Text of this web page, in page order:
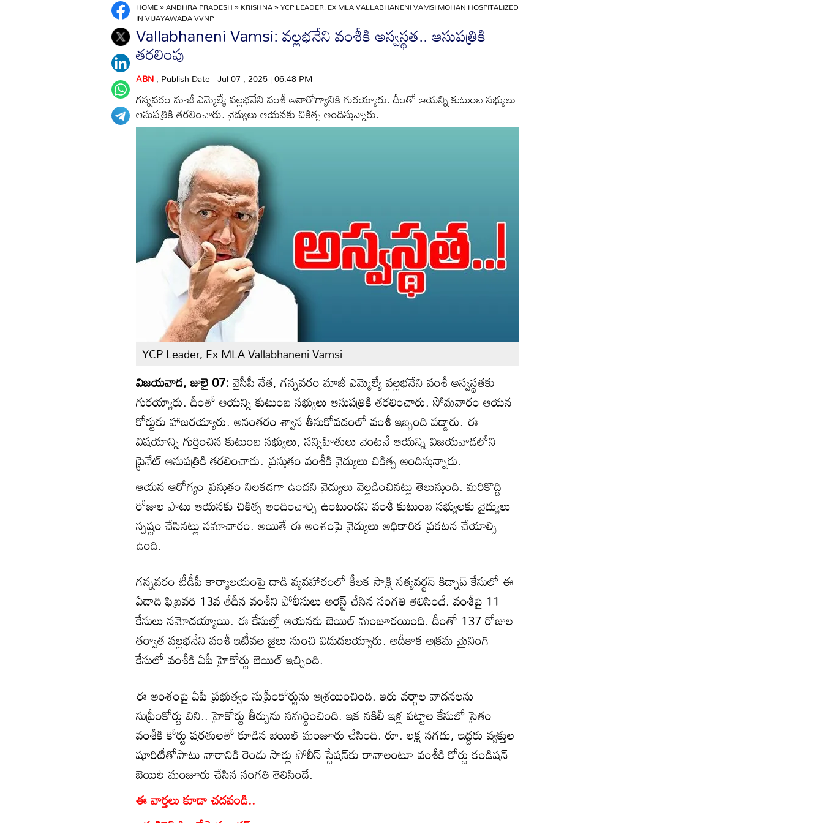
HOME»ANDHRA PRADESH»KRISHNA»YCP LEADER, EX MLA VALLABHANENI VAMSI MOHAN HOSPITALIZED
IN VIJAYAWADA VVNP
Vallabhaneni Vamsi: వల్లభనేని వంశీకి అస్వస్థత.. ఆసుపత్రికి
తరలింపు
ABN, Publish Date - Jul 07 , 2025 | 06:48 PM
గన్నవరం మాజీ ఎమ్మెల్యే వల్లభనేని వంశీ అనారోగ్యానికి గురయ్యారు. దీంతో ఆయన్ని కుటుంబ సభ్యులు
ఆసుపత్రికి తరలించారు. వైద్యులు ఆయనకు చికిత్స అందిస్తున్నారు.
YCP Leader, Ex MLA Vallabhaneni Vamsi
విజయవాడ, జులై 07:వైసీపీ నేత, గన్నవరం మాజీ ఎమ్మెల్యే వల్లభనేని వంశీ అస్వస్థతకు
గురయ్యారు. దీంతో ఆయన్ని కుటుంబ సభ్యులు ఆసుపత్రికి తరలించారు. సోమవారం ఆయన
కోర్టుకు హాజరయ్యారు. అనంతరం శ్వాస తీసుకోవడంలో వంశీ ఇబ్బంది పడ్డారు. ఈ
విషయాన్ని గుర్తించిన కుటుంబ సభ్యులు, సన్నిహితులు వెంటనే ఆయన్ని విజయవాడలోని
ప్రైవేట్ ఆసుపత్రికి తరలించారు. ప్రస్తుతం వంశీకి వైద్యులు చికిత్స అందిస్తున్నారు.
ఆయన ఆరోగ్యం ప్రస్తుతం నిలకడగా ఉందని వైద్యులు వెల్లడించినట్లు తెలుస్తుంది. మరికొద్ది
రోజుల పాటు ఆయనకు చికిత్స అందించాల్సి ఉంటుందని వంశీ కుటుంబ సభ్యులకు వైద్యులు
స్పష్టం చేసినట్లు సమాచారం. అయితే ఈ అంశంపై వైద్యులు అధికారిక ప్రకటన చేయాల్సి
ఉంది.
గన్నవరం టీడీపీ కార్యాలయంపై దాడి వ్యవహారంలో కీలక సాక్షి సత్యవర్థన్ కిడ్నాప్ కేసులో ఈ
ఏడాది ఫిబ్రవరి 13వ తేదీన వంశీని పోలీసులు అరెస్ట్ చేసిన సంగతి తెలిసిందే. వంశీపై 11
కేసులు నమోదయ్యాయి. ఈ కేసుల్లో ఆయనకు బెయిల్ మంజూరయింది. దీంతో 137 రోజుల
తర్వాత వల్లభనేని వంశీ ఇటీవల జైలు నుంచి విడుదలయ్యారు. అదీకాక అక్రమ మైనింగ్
కేసులో వంశీకి ఏపీ హైకోర్టు బెయిల్ ఇచ్చింది.
ఈ అంశంపై ఏపీ ప్రభుత్వం సుప్రీంకోర్టును ఆశ్రయించింది. ఇరు వర్గాల వాదనలను
సుప్రీంకోర్టు విని.. హైకోర్టు తీర్పును సమర్థించింది. ఇక నకిలీ ఇళ్ల పట్టాల కేసులో సైతం
వంశీకి కోర్టు షరతులతో కూడిన బెయిల్ మంజూరు చేసింది. రూ. లక్ష నగదు, ఇద్దరు వ్యక్తుల
షూరిటీతోపాటు వారానికి రెండు సార్లు పోలీస్ స్టేషన్‌కు రావాలంటూ వంశీకి కోర్టు కండిషన్
బెయిల్ మంజూరు చేసిన సంగతి తెలిసిందే.
ఈ వార్తలు కూడా చదవండి..